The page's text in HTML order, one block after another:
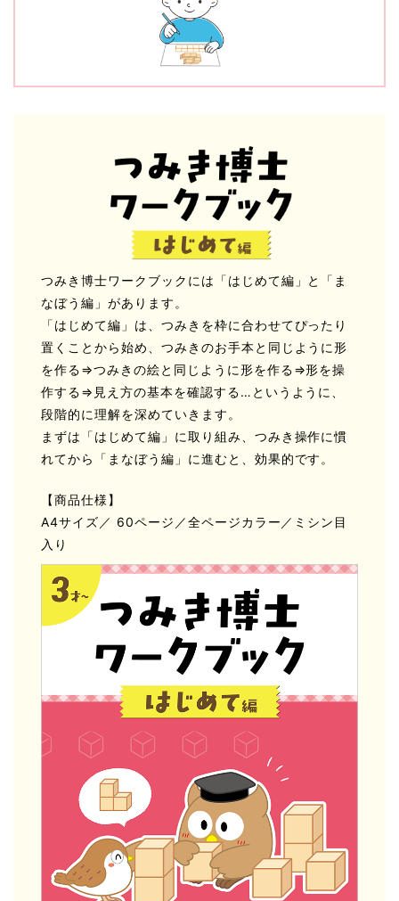
つみき博士ワークブックには「はじめて編」と「ま
なぼう編」があります。
「はじめて編」は、つみきを枠に合わせてぴったり
置くことから始め、つみきのお手本と同じように形
を作る⇒つみきの絵と同じように形を作る⇒形を操
作する⇒見え方の基本を確認する…というように、
段階的に理解を深めていきます。
まずは「はじめて編」に取り組み、つみき操作に慣
れてから「まなぼう編」に進むと、効果的です。
【商品仕様】
A4サイズ／ 60ページ／全ページカラー／ミシン目
入り